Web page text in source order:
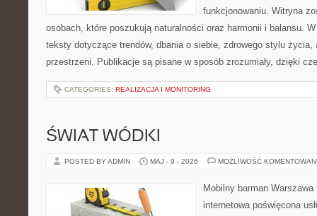
funkcjonowaniu. Witryna
osobach, które poszukują naturalności oraz harmonii i balansu.
teksty dotyczące trendów, dbania o siebie, zdrowego stylu życia,
przestrzeni. Publikacje są pisane w sposób zrozumiały, dzięki
CATEGORIES: REALIZACJA I MONITORING
ŚWIAT WÓDKI
POSTED BY ADMIN MAJ - 9 - 2026 MOŻLIWOŚĆ
Mobilny barman
internetowa poświęcona